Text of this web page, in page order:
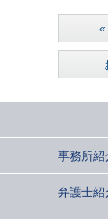
«
事務所紹
弁護士紹